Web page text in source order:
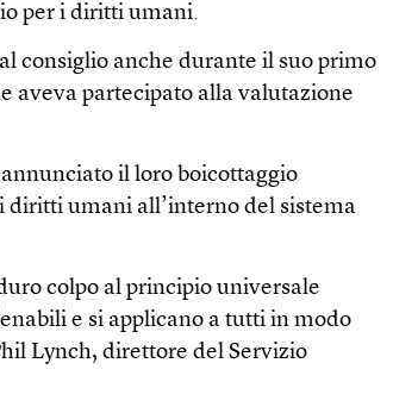
per i diritti umani.
consiglio anche durante il suo primo
aveva partecipato alla valutazione
il loro boicottaggio
umani all’interno del sistema
colpo al principio universale
e si applicano a tutti in modo
Lynch, direttore del Servizio